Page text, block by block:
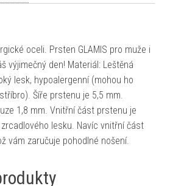
oceli. Prsten GLAMIS pro muže i
výjimečný den! Materiál: Leštěná
lesk, hypoalergenní (mohou ho
Šíře prstenu je 5,5 mm.
1,8 mm. Vnitřní část prstenu je
lesku. Navíc vnitřní část
vám zaručuje pohodlné nošení.